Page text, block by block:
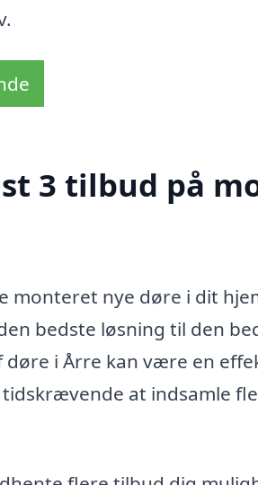
3 tilbud på
monteret nye døre i dit
bedste løsning til den
i Årre kan være en
at indsamle